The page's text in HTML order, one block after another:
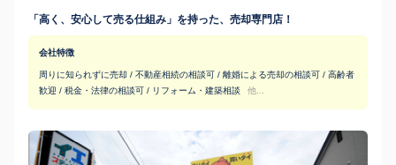
「⾼く、安⼼して売る仕組み」を持った、売却専門店！
会社特徴
周りに知られずに売却 / 不動産相続の相談可 / 離婚による売却の相談可 / 高齢者
歓迎 / 税金・法律の相談可 / リフォーム・建築相談
他...